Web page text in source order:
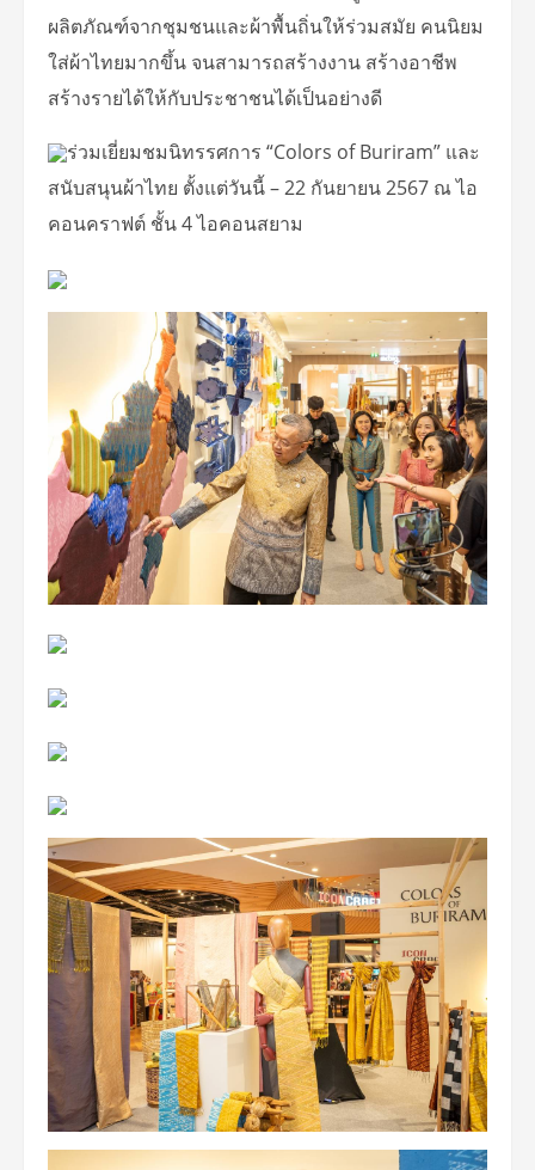
ผลิตภัณฑ์จากชุมชนและผ้าพื้นถิ่นให้ร่วมสมัย คนนิยม
ใส่ผ้าไทยมากขึ้น จนสามารถสร้างงาน สร้างอาชีพ
สร้างรายได้ให้กับประชาชนได้เป็นอย่างดี
ร่วมเยี่ยมชมนิทรรศการ “Colors of Buriram” และ
สนับสนุนผ้าไทย ตั้งแต่วันนี้ – 22 กันยายน 2567 ณ ไอ
คอนคราฟต์ ชั้น 4 ไอคอนสยาม